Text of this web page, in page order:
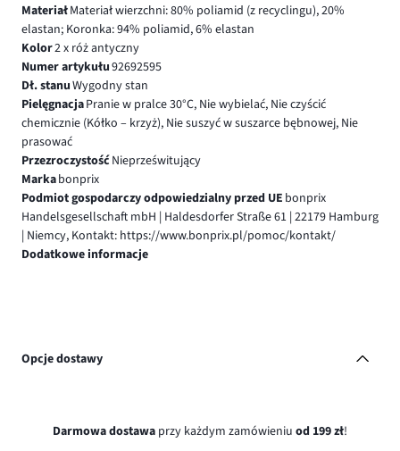
MateriałMateriał wierzchni: 80% poliamid (z recyclingu), 20%
elastan; Koronka: 94% poliamid, 6% elastan
Kolor2 x róż antyczny
Numer artykułu92692595
Dł. stanuWygodny stan
PielęgnacjaPranie w pralce 30°C, Nie wybielać, Nie czyścić
chemicznie (Kółko – krzyż), Nie suszyć w suszarce bębnowej, Nie
prasować
PrzezroczystośćNieprześwitujący
Markabonprix
Podmiot gospodarczy odpowiedzialny przed UE bonprix
Handelsgesellschaft mbH | Haldesdorfer Straße 61 | 22179 Hamburg
| Niemcy, Kontakt: https://www.bonprix.pl/pomoc/kontakt/
Dodatkowe informacje
Opcje dostawy
Darmowa dostawa przy każdym zamówieniu od 199 zł!